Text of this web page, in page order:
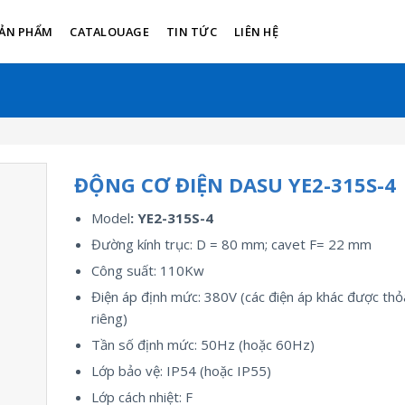
PHẨM CATALOUAGE TIN TỨC LIÊN HỆ
ĐỘNG CƠ ĐIỆN DASU YE2-315S-4
Model: YE2-315S-4
Đường kính trục: D = 80 mm; cavet F= 22 mm
Công suất: 110Kw
Điện áp định mức: 380V (các điện áp khác được
riêng)
Tần số định mức: 50Hz (hoặc 60Hz)
Lớp bảo vệ: IP54 (hoặc IP55)
Lớp cách nhiệt: F